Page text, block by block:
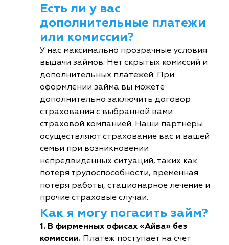
Есть ли у вас
дополнительные платежи
или комиссии?
У нас максимально прозрачные условия
выдачи займов. Нет скрытых комиссий и
дополнительных платежей. При
оформлении займа вы можете
дополнительно заключить договор
страхования с выбранной вами
страховой компанией. Наши партнеры
осуществляют страхование вас и вашей
семьи при возникновении
непредвиденных ситуаций, таких как
потеря трудоспособности, временная
потеря работы, стационарное лечение и
прочие страховые случаи.
Как я могу погасить займ?
1. В фирменных офисах «Айва» без
комиссии. Платеж поступает на счет